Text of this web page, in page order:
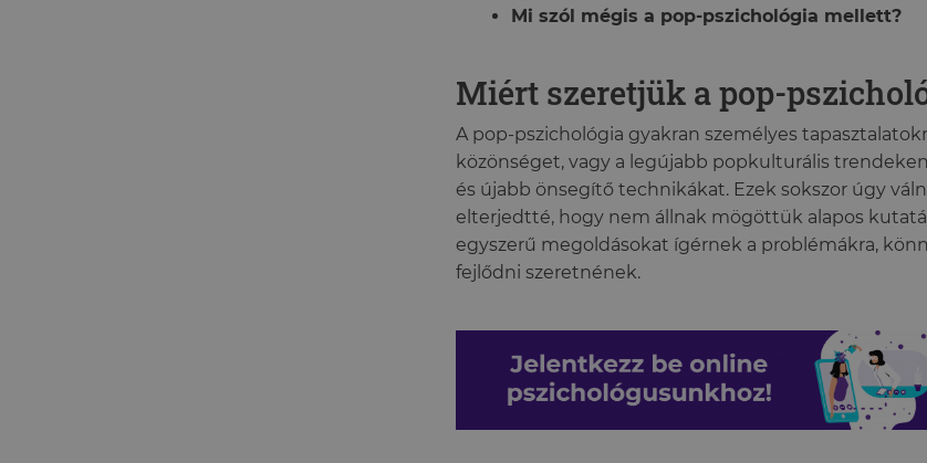
Mi szól mégis a pop-pszichológia mellett?
Miért szeretjük a pop-
A pop-pszichológia gyakran személyes
közönséget, vagy a legújabb popkulturális
és újabb önsegítő technikákat. Ezek sokszor úgy
elterjedtté, hogy nem állnak mögöttük alapos
egyszerű megoldásokat ígérnek a problémákra,
fejlődni szeretnének.